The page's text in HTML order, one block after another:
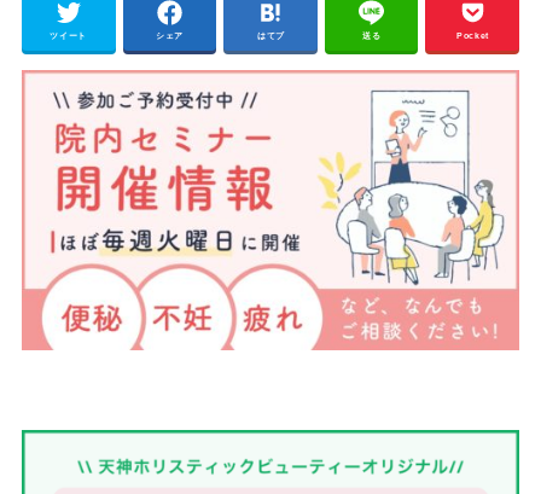
ツイート シェア はてブ 送る Pocket